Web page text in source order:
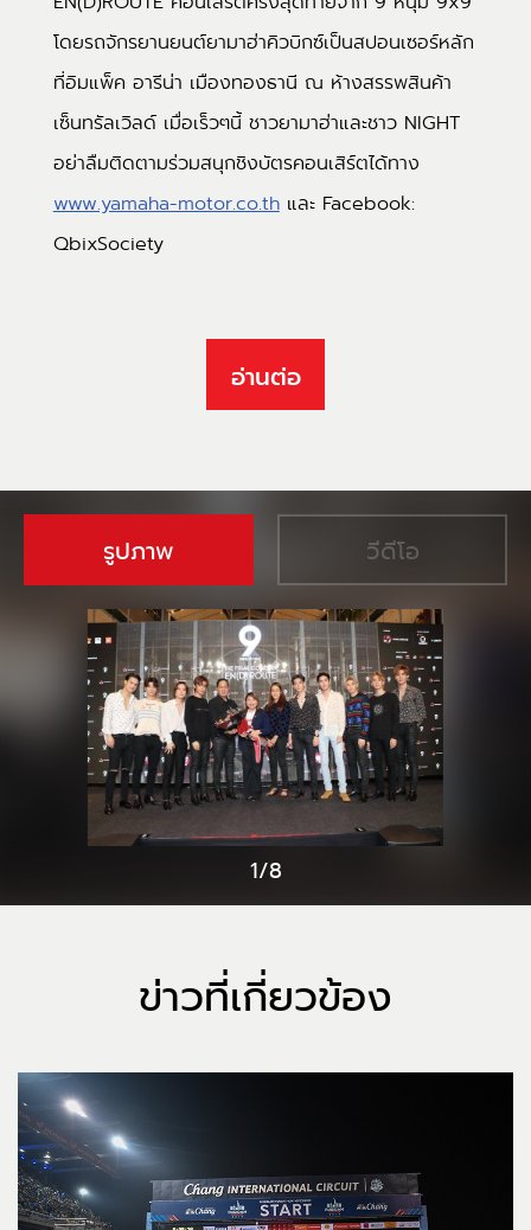
โดยรถจักรยานยนต์ยามาฮ่าคิวบิกซ์เป็นสปอนเซอร์หลัก
ที่อิมแพ็ค อารีน่า เมืองทองธานี ณ ห้างสรรพสินค้า
เซ็นทรัลเวิลด์ เมื่อเร็วๆนี้ ชาวยามาฮ่าและชาว NIGHT
อย่าลืมติดตามร่วมสนุกชิงบัตรคอนเสิร์ตได้ทาง
www.yamaha-motor.co.thและ Facebook:
QbixSociety
อ่านต่อ
รูปภาพ วีดีโอ
1/8
ข่าวที่เกี่ยวข้อง